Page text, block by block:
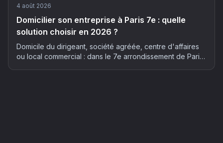
4 août 2026
Domicilier son entreprise à Paris 7e : quelle
solution choisir en 2026 ?
Domicile du dirigeant, société agréée, centre d'affaires
ou local commercial : dans le 7e arrondissement de Paris,